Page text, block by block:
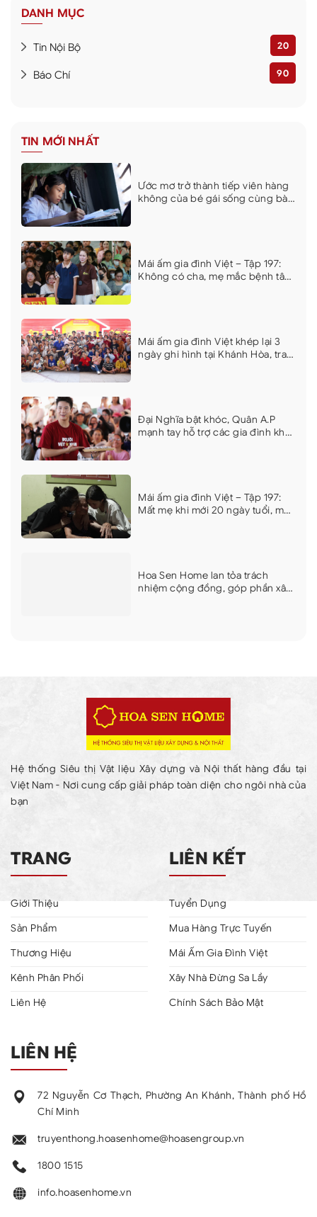
DANH MỤC
Tin Nội Bộ 20
Báo Chí 90
TIN MỚI NHẤT
Ước mơ trở thành tiếp viên hàng
không của bé gái sống cùng bà
Mái ấm gia đình Việt – Tập 197:
Không có cha, mẹ mắc bệnh tâm
Mái ấm gia đình Việt khép lại 3
ngày ghi hình tại Khánh Hòa, trao
Đại Nghĩa bật khóc, Quân A.P
mạnh tay hỗ trợ các gia đình khó
Mái ấm gia đình Việt – Tập 197:
Mất mẹ khi mới 20 ngày tuổi, mất
Hoa Sen Home lan tỏa trách
nhiệm cộng đồng, góp phần xây
Hệ thống Siêu thị Vật liệu Xây dựng và Nội thất hàng đầu tại
Việt Nam - Nơi cung cấp giải pháp toàn diện cho ngôi nhà của
bạn
TRANG
Giới Thiệu
Sản Phẩm
Thương Hiệu
Kênh Phân Phối
Liên Hệ
LIÊN KẾT
Tuyển Dụng
Mua Hàng Trực Tuyến
Mái Ấm Gia Đình Việt
Xây Nhà Đừng Sa Lầy
Chính Sách Bảo Mật
LIÊN HỆ
72 Nguyễn Cơ Thạch, Phường An Khánh, Thành phố Hồ
Chí Minh
truyenthong.hoasenhome@hoasengroup.vn
1800 1515
info.hoasenhome.vn